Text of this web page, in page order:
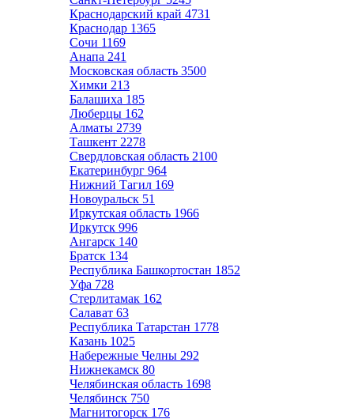
Краснодарский край 4731
Краснодар 1365
Сочи 1169
Анапа 241
Московская область 3500
Химки 213
Балашиха 185
Люберцы 162
Алматы 2739
Ташкент 2278
Свердловская область 2100
Екатеринбург 964
Нижний Тагил 169
Новоуральск 51
Иркутская область 1966
Иркутск 996
Ангарск 140
Братск 134
Республика Башкортостан 1852
Уфа 728
Стерлитамак 162
Салават 63
Республика Татарстан 1778
Казань 1025
Набережные Челны 292
Нижнекамск 80
Челябинская область 1698
Челябинск 750
Магнитогорск 176